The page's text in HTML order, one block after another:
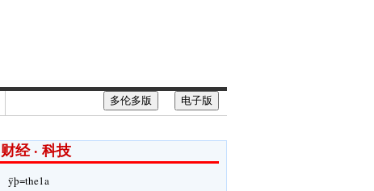
电子版
多伦多版
财经 · 科技
ÿþ=the1a